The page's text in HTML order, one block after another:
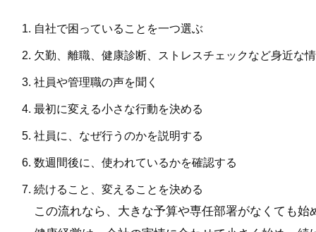
自社で困っていることを一つ選ぶ
欠勤、離職、健康診断、ストレスチェックなど身近な
社員や管理職の声を聞く
最初に変える小さな行動を決める
社員に、なぜ行うのかを説明する
数週間後に、使われているかを確認する
続けること、変えることを決める
この流れなら、大きな予算や専任部署がなくても始